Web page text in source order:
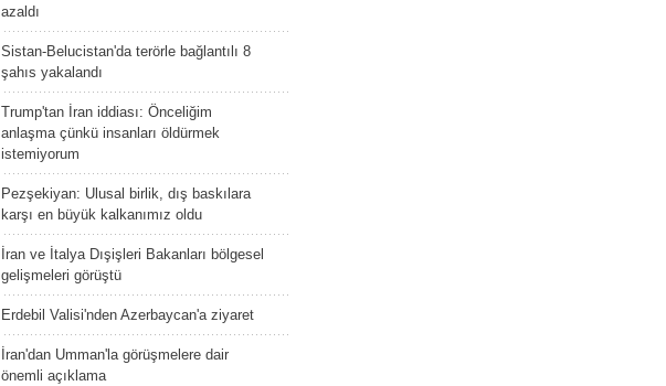
azaldı
Sistan-Belucistan'da terörle bağlantılı 8
şahıs yakalandı
Trump'tan İran iddiası: Önceliğim
anlaşma çünkü insanları öldürmek
istemiyorum
Pezşekiyan: Ulusal birlik, dış baskılara
karşı en büyük kalkanımız oldu
İran ve İtalya Dışişleri Bakanları bölgesel
gelişmeleri görüştü
Erdebil Valisi'nden Azerbaycan'a ziyaret
İran'dan Umman'la görüşmelere dair
önemli açıklama